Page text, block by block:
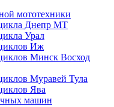
мототехники
Днепр МТ
Урал
Иж
Минск Восход
Муравей Тула
Ява
машин